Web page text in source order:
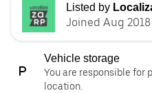
Listed by
Joined Aug 2018
Vehicle storage
You are responsible for
location.